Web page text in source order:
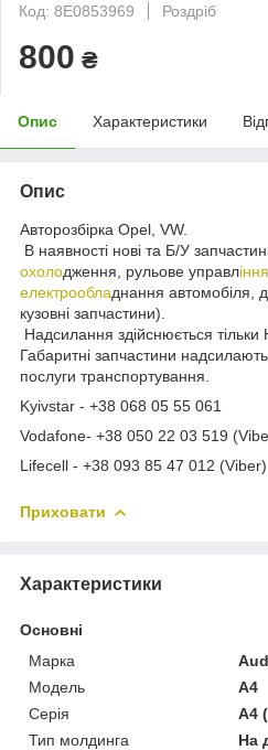
Код: 8E0853969
Роздріб
800 ₴
Опис Характеристики
Опис
Авторозбірка Opel, VW.
В наявності нові та Б/У
охолодження, рульове управління,
електрообладнання автомобіля,
кузовні запчастини).
Надсилання здійснюється
Габаритні запчастини
послуги транспортування.
Kyivstar - +38 068 05 55 061
Vodafone- +38 050 22 03 519
Lifecell - +38 093 85 47 012 (Viber)
Приховати
Характеристики
Основні
Марка
Модель
A4
Серія
A4
Тип молдинга
На